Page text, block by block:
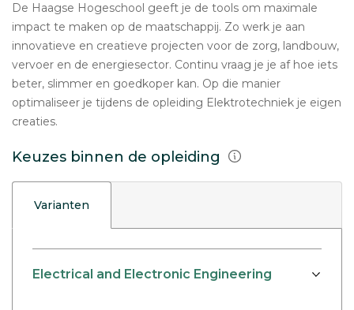
De Haagse Hogeschool geeft je de tools om maximale
impact te maken op de maatschappij. Zo werk je aan
innovatieve en creatieve projecten voor de zorg, landbouw,
vervoer en de energiesector. Continu vraag je je af hoe iets
beter, slimmer en goedkoper kan. Op die manier
optimaliseer je tijdens de opleiding Elektrotechniek je eigen
creaties.
Keuzes binnen de opleiding
Varianten
Electrical and Electronic Engineering